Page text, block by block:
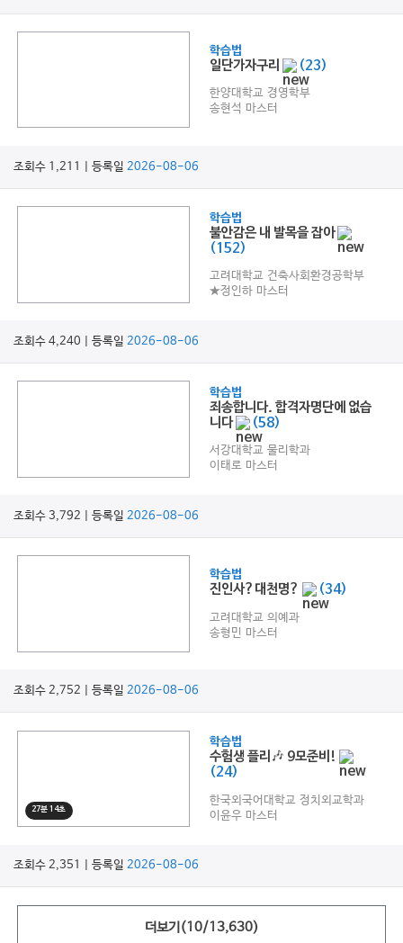
학습법
일단가자구리 (23)
한양대학교 경영학부
송현석 마스터
조회수 1,211 | 등록일 2026-08-06
학습법
불안감은 내 발목을 잡아
(152)
고려대학교 건축사회환경공학부
★정인하 마스터
조회수 4,240 | 등록일 2026-08-06
학습법
죄송합니다. 합격자명단에 없습
니다
(58)
서강대학교 물리학과
이태로 마스터
조회수 3,792 | 등록일 2026-08-06
학습법
진인사?대천명? (34)
고려대학교 의예과
송형민 마스터
조회수 2,752 | 등록일 2026-08-06
27분 14초
학습법
수험생 플리🎶 9모준비!
(24)
한국외국어대학교 정치외교학과
이윤우 마스터
조회수 2,351 | 등록일 2026-08-06
더보기(10/13,630)